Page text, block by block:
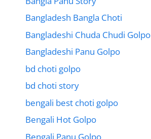
Bangladesh Bangla Choti
Bangladeshi Chuda Chudi Golpo
Bangladeshi Panu Golpo
bd choti golpo
bd choti story
bengali best choti golpo
Bengali Hot Golpo
Bengali Panu Golpo